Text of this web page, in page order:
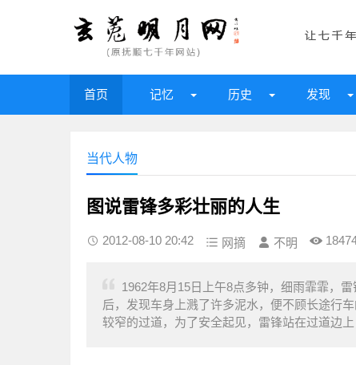
首页 记忆 历史 发现
当代人物
图说雷锋多彩壮丽的人生
2012-08-10 20:42 网摘 不明
1962年8月15日上午8点多钟，细雨霏霏，
后，发现车身上溅了许多泥水，便不顾长途行
较窄的过道，为了安全起见，雷锋站在过道边